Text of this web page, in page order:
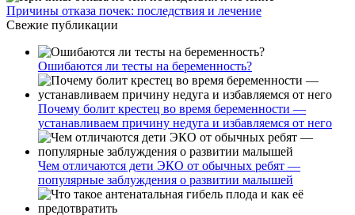
Причины отказа почек: последствия и лечение
Свежие публикации
Ошибаются ли тесты на беременность?
Почему болит крестец во время беременности —
устанавливаем причину недуга и избавляемся от него
Чем отличаются дети ЭКО от обычных ребят —
популярные заблуждения о развитии малышей